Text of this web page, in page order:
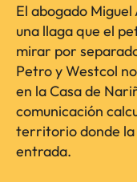
El abogado Miguel
una llaga que el
mirar por
Petro y Westcol
en la Casa de
comunicación
territorio donde la
entrada.